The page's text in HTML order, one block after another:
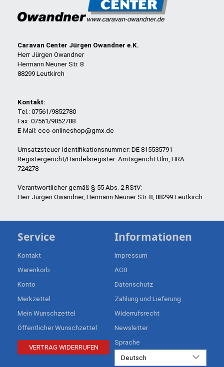
Caravan Center Jürgen Owandner e.K.
Herr Jürgen Owandner
Hermann Neuner Str. 8
88299 Leutkirch
Kontakt:
Tel.: 07561/9852780
Fax: 07561/9852788
E-Mail: cco-onlineshop@gmx.de
Umsatzsteuer-Identifikationsnummer: DE 815535791
Registergericht/Handelsregister: Amtsgericht Ulm, HRA
724278
Verantwortlicher gemäß § 55 Abs. 2 RStV:
Herr Jürgen Owandner, Hermann Neuner Str. 8, 88299 Leutkirch
Service
Kontakt
Warenkorb
Konto
Merkzettel
Mein Wunschzettel
Öffentlicher Wunschzettel
VERTRAG WIDERRUFEN
Informationen
Impressum
AGB
Datenschutz
Zahlung und Lieferung
Widerrufsrecht
Newsletter
Sprache
Deutsch